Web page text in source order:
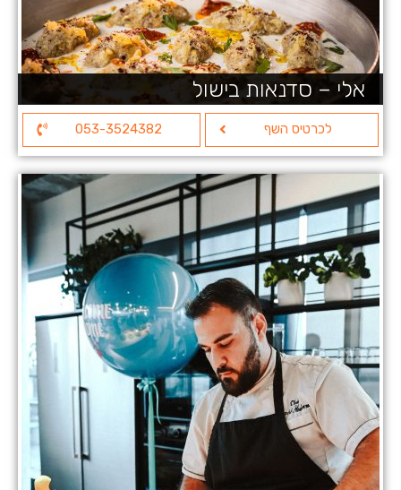
אלי – סדנאות בישול
לכרטיס השף 053-3524382